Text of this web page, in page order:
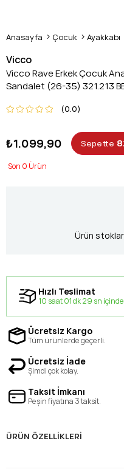
Anasayfa Çocuk Ayakkabı
Vicco
Vicco Rave Erkek Çocuk
Sandalet (26-35) 321.213
0.0
₺1.099,90 Sepette
0
Ürün
Hızlı Teslimat
10 saat 01 dk 29 sn
Ücretsiz Kargo
Tüm ürünlerde geçerli.
Ücretsiz İade
Şimdi çok kolay.
Taksit İmkanı
Peşin fiyatına 3 taksit.
ÜRÜN ÖZELLIKLERI